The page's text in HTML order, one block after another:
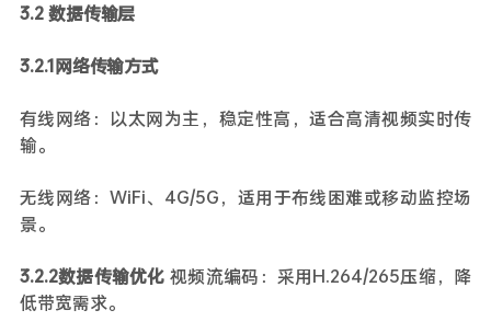
3.2 数据传输层
3.2.1网络传输方式
有线网络：以太网为主，稳定性高，适合高清视频实时传
输。
无线网络：WiFi、4G/5G，适用于布线困难或移动监控场
景。
3.2.2数据传输优化 视频流编码：采用H.264/265压缩，降
低带宽需求。